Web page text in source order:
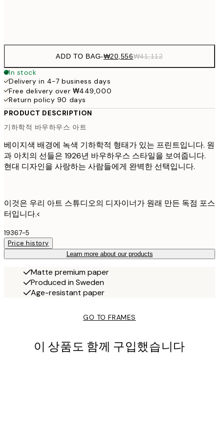
ADD TO BAG-₩20,556₩41,112
In stock
Delivery in 4-7 business days
Free delivery over ₩449,000
Return policy 90 days
PRODUCT DESCRIPTION
기하학적 바우하우스 아트
베이지색 배경에 녹색 기하학적 형태가 있는 프린트입니다. 원
과 아치의 선들은 1926년 바우하우스 스타일을 보여줍니다.
현대 디자인을 사랑하는 사람들에게 완벽한 선택입니다.
이것은 우리 아트 스튜디오의 디자이너가 원래 만든 독점 포스
터입니다.<
19367-5
Price history
Learn more about our products
Matte premium paper
Produced in Sweden
Age-resistant paper
GO TO FRAMES
이 상품도 함께 구입했습니다